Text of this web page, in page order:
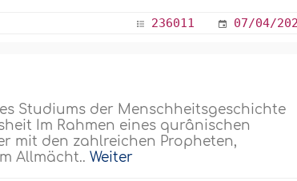
236011 07/04/
Studiums der Menschheitsgeschichte
Im Rahmen eines qurânischen
mit den zahlreichen Propheten,
Allmächt..Weiter